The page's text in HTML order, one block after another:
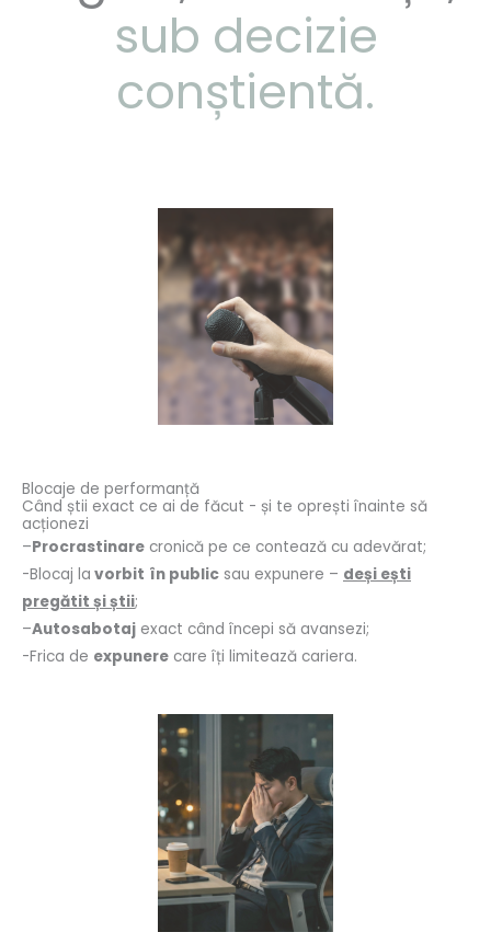
sub decizie
conștientă.
Blocaje de performanță
Când știi exact ce ai de făcut - și te oprești înainte să
acționezi
–Procrastinare cronică pe ce contează cu adevărat;
-Blocaj la vorbit în public sau expunere – deși ești
pregătit și știi;
–Autosabotaj exact când începi să avansezi;
-Frica de expunere care îți limitează cariera.